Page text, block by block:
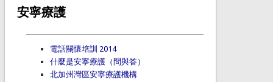
安寧療護
電話關懷培訓 2014
什麼是安寧療護（問與答）
北加州灣區安寧療護機構